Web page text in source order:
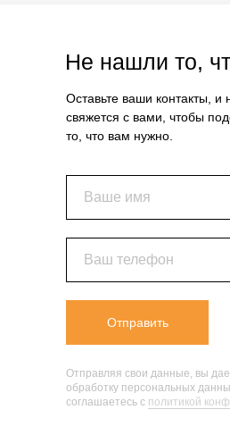
Ваше имя
Ваш телефон
Отправить
Не нашли то,
Оставьте ваши контакты,
свяжется с вами, чтобы
то, что вам нужно.
Отправляя свои данные, вы
обработку персональных
соглашаетесь c политикой